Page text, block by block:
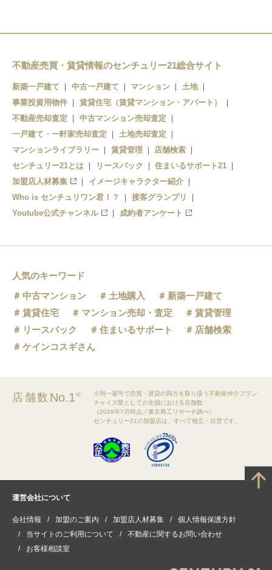
大開
高速長田
和田岬
中央市場前
ハーバーランド
みなと元町
旧居留地・大丸前
三宮・花時計前
不動産売買・賃貸情報のセンチュリー21総合サイト
新築一戸建て 中古一戸建て マンション
土地
事業投資用物件
賃貸住宅（賃貸マンション・アパート）
不動産売却査定
中古マンション売却査定
一戸建て・一軒家売却査定
土地売却査定
マンションライブラリー
賃貸管理
店舗検索
センチュリー21とは
リースバック
住まいるサポート21
加盟店人材募集
イメージキャラクター紹介
Who is センチュリワン君！？
接客グランプリ
Youtube公式チャンネル
成約者アンケート
人気のキーワード
中古マンション
土地購入
新築一戸建て
賃貸住宅
マンション売却・査定
賃貸管理
リースバック
住まいるサポート
店舗検索
ケインコスギさん
店舗数 No.1※
※同一屋号で売買・賃貸の両方を取り扱う不動産仲介フラン
チャイズ業としての全国における店舗数
（2026年7月時点／東京商工リサーチ調べ）
センチュリー21の加盟店は、すべて独立・自営です。
運営会社について
会社情報 加盟のご案内 加盟店人材募集
個人情報保護方針
当サイトのご利用について
不動産に関するお問い合わせ
お客様相談室